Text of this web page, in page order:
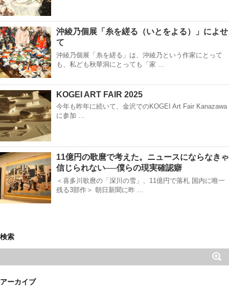
沖綾乃個展「糸を縒る（いとをよる）」によせ
て
沖綾乃個展「糸を縒る」は、沖綾乃という作家にとって
も、私ども秋華洞にとっても「家 …
KOGEI ART FAIR 2025
今年も昨年に続いて、金沢でのKOGEI Art Fair Kanazawa
に参加 …
11億円の歌麿で考えた。ニュースにならなきゃ
信じられない──僕らの現実確認癖
＜喜多川歌麿の「深川の雪」、11億円で落札 国内に唯一
残る3部作＞ 朝日新聞に昨 …
検索
アーカイブ